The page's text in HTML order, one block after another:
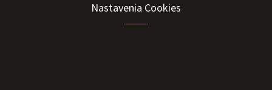
Nastavenia Cookies